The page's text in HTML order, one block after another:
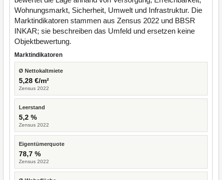
Wohnungsmarkt, Sicherheit, Umwelt und Infrastruktur. Die
Marktindikatoren stammen aus Zensus 2022 und BBSR
INKAR; sie beschreiben das Umfeld und ersetzen keine
Objektbewertung.
Marktindikatoren
Ø Nettokaltmiete
5,28 €/m²
Zensus 2022
Leerstand
5,2 %
Zensus 2022
Eigentümerquote
78,7 %
Zensus 2022